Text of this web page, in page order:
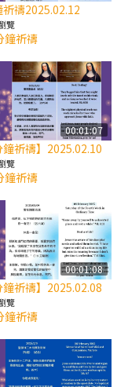
「如果你的痛苦比快
芝莉老師
四旬期避靜」—【逾
靈修，「不占為己
耶穌為什麼降生到
歌 – 太陽與生態音
教宗方濟各（中）
歌 – 太陽與生態音
逝教宗方濟各（下）
歌 – 太陽與生態音
教宗方濟各（上）
祈禱2025.02.12
覽
鐘祈禱
00:01:07
鐘祈禱】2025.02.10
覽
鐘祈禱
00:01:08
鐘祈禱】2025.02.08
覽
鐘祈禱